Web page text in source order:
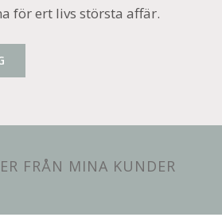
för ert livs största affär.
FRÅN MINA KUNDER